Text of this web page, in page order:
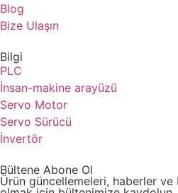
Blog
Bize Ulaşın
Bilgi
PLC
İnsan-makine arayüzü
Servo Motor
Servo Sürücü
İnvertör
Bültene Abone Ol
Ürün güncellemeleri, haberler